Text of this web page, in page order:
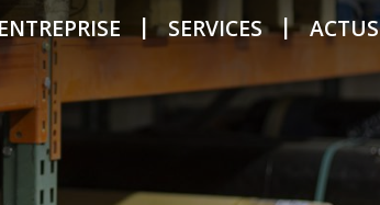
SERVICES ACTUS